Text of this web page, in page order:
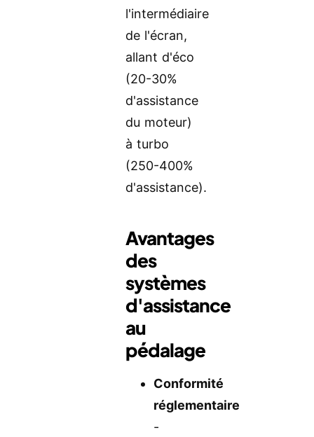
l'intermédiaire
de l'écran,
allant d'éco
(20-30%
d'assistance
du moteur)
à turbo
(250-400%
d'assistance).
Avantages
des
systèmes
d'assistance
au
pédalage
Conformité
réglementaire
-